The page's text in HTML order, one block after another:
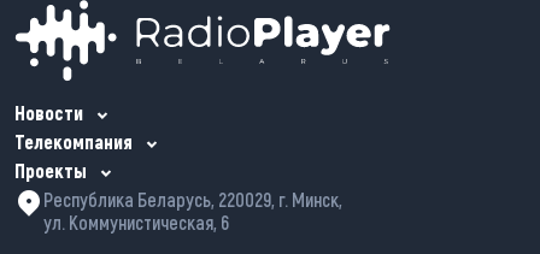
Новости
Телекомпания
Проекты
Республика Беларусь, 220029, г. Минск,
ул. Коммунистическая, 6